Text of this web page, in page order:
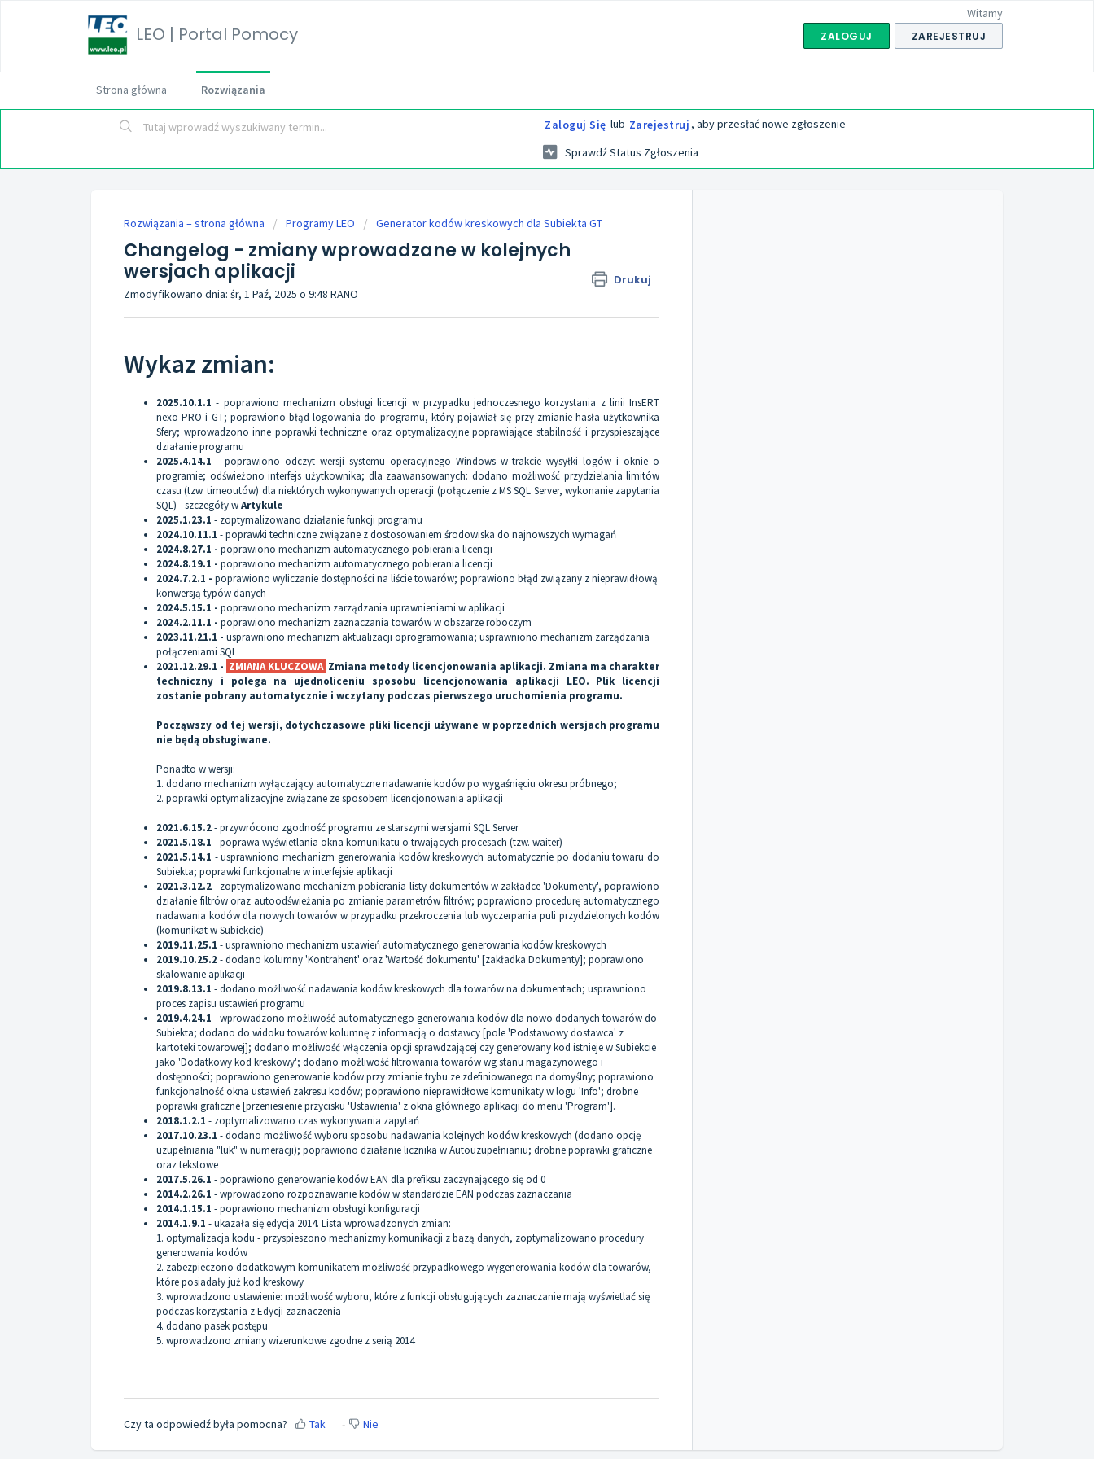
LEO | Portal Pomocy
Witamy
ZALOGUJ ZAREJESTRUJ
Strona główna Rozwiązania
Zaloguj Się lub Zarejestruj , aby przesłać nowe zgłoszenie
Sprawdź Status Zgłoszenia
Rozwiązania – strona główna Programy LEO Generator kodów kreskowych dla Subiekta GT
Changelog - zmiany wprowadzane w kolejnych
wersjach aplikacji
Drukuj
Zmodyfikowano dnia: śr, 1 Paź, 2025 o 9:48 RANO
Wykaz zmian:
2025.10.1.1 - poprawiono mechanizm obsługi licencji w przypadku jednoczesnego korzystania z linii InsERT
nexo PRO i GT; poprawiono błąd logowania do programu, który pojawiał się przy zmianie hasła użytkownika
Sfery; wprowadzono inne poprawki techniczne oraz optymalizacyjne poprawiające stabilność i przyspieszające
działanie programu
2025.4.14.1 - poprawiono odczyt wersji systemu operacyjnego Windows w trakcie wysyłki logów i oknie o
programie; odświeżono interfejs użytkownika; dla zaawansowanych: dodano możliwość przydzielania limitów
czasu (tzw. timeoutów) dla niektórych wykonywanych operacji (połączenie z MS SQL Server, wykonanie zapytania
SQL) - szczegóły wArtykule
2025.1.23.1 - zoptymalizowano działanie funkcji programu
2024.10.11.1 - poprawki techniczne związane z dostosowaniem środowiska do najnowszych wymagań
2024.8.27.1 - poprawiono mechanizm automatycznego pobierania licencji
2024.8.19.1 - poprawiono mechanizm automatycznego pobierania licencji
2024.7.2.1 - poprawiono wyliczanie dostępności na liście towarów; poprawiono błąd związany z nieprawidłową
konwersją typów danych
2024.5.15.1 - poprawiono mechanizm zarządzania uprawnieniami w aplikacji
2024.2.11.1 - poprawiono mechanizm zaznaczania towarów w obszarze roboczym
2023.11.21.1 - usprawniono mechanizm aktualizacji oprogramowania; usprawniono mechanizm zarządzania
połączeniami SQL
2021.12.29.1 - ZMIANA KLUCZOWA Zmiana metody licencjonowania aplikacji. Zmiana ma charakter
techniczny i polega na ujednoliceniu sposobu licencjonowania aplikacji LEO. Plik licencji
zostanie pobrany automatycznie i wczytany podczas pierwszego uruchomienia programu.
Począwszy od tej wersji, dotychczasowe pliki licencji używane w poprzednich wersjach programu
nie będą obsługiwane.
Ponadto w wersji:
1. dodano mechanizm wyłączający automatyczne nadawanie kodów po wygaśnięciu okresu próbnego;
2. poprawki optymalizacyjne związane ze sposobem licencjonowania aplikacji
2021.6.15.2- przywrócono zgodność programu ze starszymi wersjami SQL Server
2021.5.18.1 - poprawa wyświetlania okna komunikatu o trwających procesach (tzw. waiter)
2021.5.14.1 - usprawniono mechanizm generowania kodów kreskowych automatycznie po dodaniu towaru do
Subiekta; poprawki funkcjonalne w interfejsie aplikacji
2021.3.12.2- zoptymalizowano mechanizm pobierania listy dokumentów w zakładce 'Dokumenty', poprawiono
działanie filtrów oraz autoodświeżania po zmianie parametrów filtrów; poprawiono procedurę automatycznego
nadawania kodów dla nowych towarów w przypadku przekroczenia lub wyczerpania puli przydzielonych kodów
(komunikat w Subiekcie)
2019.11.25.1 - usprawniono mechanizm ustawień automatycznego generowania kodów kreskowych
2019.10.25.2- dodano kolumny 'Kontrahent' oraz 'Wartość dokumentu' [zakładka Dokumenty]; poprawiono
skalowanie aplikacji
2019.8.13.1 - dodano możliwość nadawania kodów kreskowych dla towarów na dokumentach; usprawniono
proces zapisu ustawień programu
2019.4.24.1 - wprowadzono możliwość automatycznego generowania kodów dla nowo dodanych towarów do
Subiekta; dodano do widoku towarów kolumnę z informacją o dostawcy [pole 'Podstawowy dostawca' z
kartoteki towarowej]; dodano możliwość włączenia opcji sprawdzającej czy generowany kod istnieje w Subiekcie
jako 'Dodatkowy kod kreskowy'; dodano możliwość filtrowania towarów wg stanu magazynowego i
dostępności; poprawiono generowanie kodów przy zmianie trybu ze zdefiniowanego na domyślny; poprawiono
funkcjonalność okna ustawień zakresu kodów; poprawiono nieprawidłowe komunikaty w logu 'Info'; drobne
poprawki graficzne [przeniesienie przycisku 'Ustawienia' z okna głównego aplikacji do menu 'Program'].
2018.1.2.1 - zoptymalizowano czas wykonywania zapytań
2017.10.23.1 - dodano możliwość wyboru sposobu nadawania kolejnych kodów kreskowych (dodano opcję
uzupełniania "luk" w numeracji); poprawiono działanie licznika w Autouzupełnianiu; drobne poprawki graficzne
oraz tekstowe
2017.5.26.1 - poprawiono generowanie kodów EAN dla prefiksu zaczynającego się od 0
2014.2.26.1 - wprowadzono rozpoznawanie kodów w standardzie EAN podczas zaznaczania
2014.1.15.1 - poprawiono mechanizm obsługi konfiguracji
2014.1.9.1 - ukazała się edycja 2014. Lista wprowadzonych zmian:
1. optymalizacja kodu - przyspieszono mechanizmy komunikacji z bazą danych, zoptymalizowano procedury
generowania kodów
2. zabezpieczono dodatkowym komunikatem możliwość przypadkowego wygenerowania kodów dla towarów,
które posiadały już kod kreskowy
3. wprowadzono ustawienie: możliwość wyboru, które z funkcji obsługujących zaznaczanie mają wyświetlać się
podczas korzystania z Edycji zaznaczenia
4. dodano pasek postępu
5. wprowadzono zmiany wizerunkowe zgodne z serią 2014
Czy ta odpowiedź była pomocna? Tak Nie